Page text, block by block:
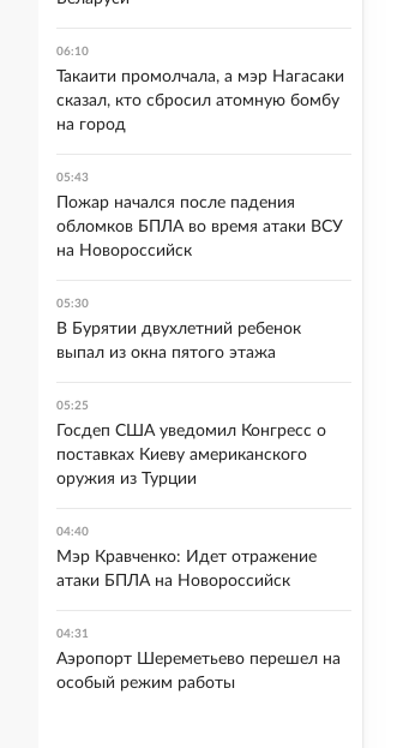
06:10
Такаити промолчала, а мэр Нагасаки
сказал, кто сбросил атомную бомбу
на город
05:43
Пожар начался после падения
обломков БПЛА во время атаки ВСУ
на Новороссийск
05:30
В Бурятии двухлетний ребенок
выпал из окна пятого этажа
05:25
Госдеп США уведомил Конгресс о
поставках Киеву американского
оружия из Турции
04:40
Мэр Кравченко: Идет отражение
атаки БПЛА на Новороссийск
04:31
Аэропорт Шереметьево перешел на
особый режим работы